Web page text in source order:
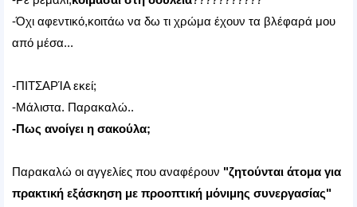
-Όχι αφεντικό,κοιτάω να δω τι χρώμα έχουν τα βλέφαρά μου
από μέσα...
-ΠΙΤΣΑΡΊΑ εκεί;
-Μάλιστα. Παρακαλώ..
-Πως ανοίγει η σακούλα;
Παρακαλώ οι αγγελίες που αναφέρουν "ζητούνται άτομα για
πρακτική εξάσκηση με προοπτική μόνιμης συνεργασίας"